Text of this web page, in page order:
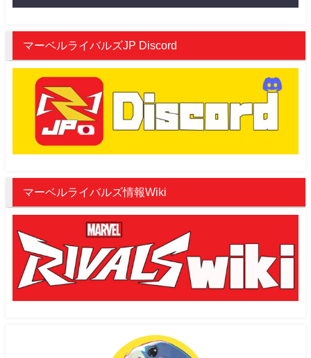
マーベルライバルズJP Discord
マーベルライバルズ情報Wiki